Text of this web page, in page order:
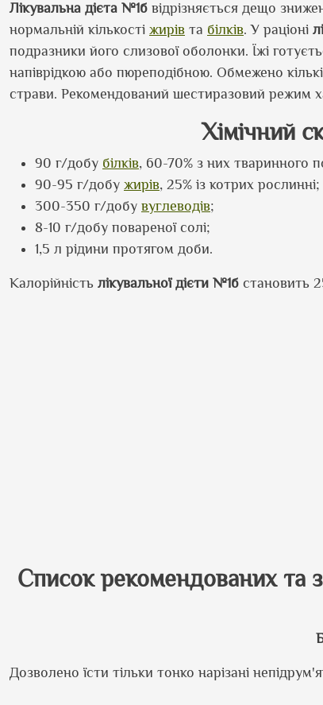
Лікувальна дієта №1б відрізняється дещо
нормальній кількості жирів та білків. У раціоні
подразники його слизової оболонки. Їжі
напіврідкою або пюреподібною. Обмежено
страви. Рекомендований шестиразовий режим
Хімічний
90 г/добу білків, 60-70% з них тваринного
90-95 г/добу жирів, 25% із котрих рослинні;
300-350 г/добу вуглеводів;
8-10 г/добу повареної солі;
1,5 л рідини протягом доби.
Калорійність лікувальної дієти №1б становить
Список рекомендованих та
Дозволено їсти тільки тонко нарізані